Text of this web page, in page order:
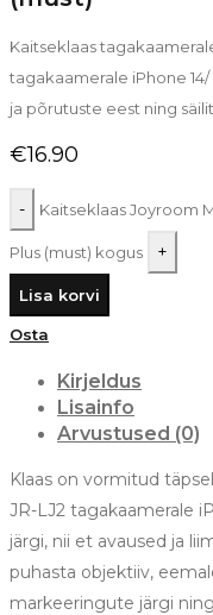
Kaitseklaas
tagakaamerale iPhone
ja põrutuste eest ning
€16.90
Kaitseklaas Joyroom
Plus (must) kogus
Lisa korvi
Osta
Kirjeldus
Lisainfo
Arvustused (0)
Klaas on vormitud
JR-LJ2 tagakaamerale
järgi, nii et avaused ja
puhasta objektiiv,
markeeringute järgi